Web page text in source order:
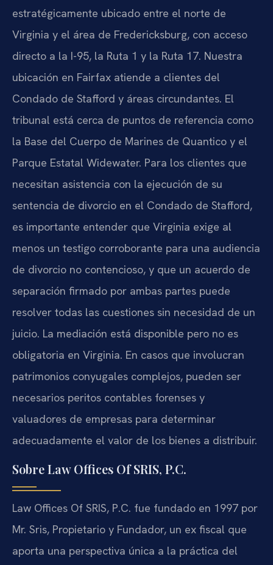
estratégicamente ubicado entre el norte de
Virginia y el área de Fredericksburg, con acceso
directo a la I-95, la Ruta 1 y la Ruta 17. Nuestra
ubicación en Fairfax atiende a clientes del
Condado de Stafford y áreas circundantes. El
tribunal está cerca de puntos de referencia como
la Base del Cuerpo de Marines de Quantico y el
Parque Estatal Widewater. Para los clientes que
necesitan asistencia con la ejecución de su
sentencia de divorcio en el Condado de Stafford,
es importante entender que Virginia exige al
menos un testigo corroborante para una audiencia
de divorcio no contencioso, y que un acuerdo de
separación firmado por ambas partes puede
resolver todas las cuestiones sin necesidad de un
juicio. La mediación está disponible pero no es
obligatoria en Virginia. En casos que involucran
patrimonios conyugales complejos, pueden ser
necesarios peritos contables forenses y
valuadores de empresas para determinar
adecuadamente el valor de los bienes a distribuir.
Sobre Law Offices Of SRIS, P.C.
Law Offices Of SRIS, P.C. fue fundado en 1997 por
Mr. Sris, Propietario y Fundador, un ex fiscal que
aporta una perspectiva única a la práctica del